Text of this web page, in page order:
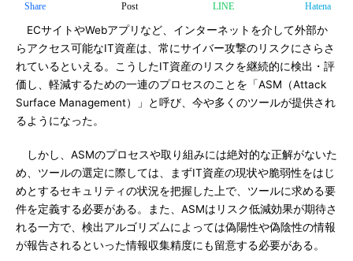
Share Post LINE Hatena
ECサイトやWebアプリなど、インターネットを介して外部か
らアクセス可能なIT資産は、常にサイバー攻撃のリスクにさらさ
れているといえる。こうしたIT資産のリスクを継続的に検出・評
価し、軽減するための一連のプロセスのことを「ASM（Attack
Surface Management）」と呼び、今や多くのツールが提供され
るようになった。
しかし、ASMのプロセスや取り組みには絶対的な正解がないた
め、ツールの選定に際しては、まずIT資産の現状や脆弱性をはじ
めとするセキュリティの状況を把握した上で、ツールに求める要
件を定義する必要がある。また、ASMはリスク低減効果が期待さ
れる一方で、検出アルゴリズムによっては偽陽性や偽陰性の情報
が報告されるといった情報収集精度にも留意する必要がある。